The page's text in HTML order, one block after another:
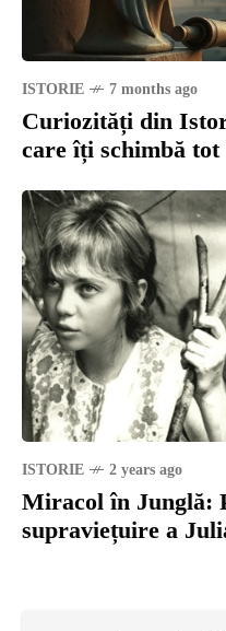
ISTORIE 7 months ago
Curiozități din
care îți schimbă tot
ISTORIE 2 years ago
Miracol în Junglă:
supraviețuire a